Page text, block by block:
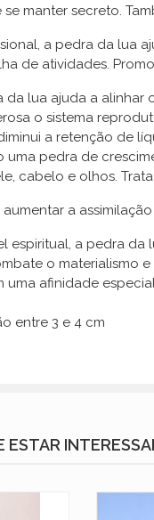
manter secreto.
a pedra da lua
de atividades.
da lua ajuda a
o sistema
a retenção de
uma pedra de
cabelo e olhos.
aumentar a
espiritual, a pedra
o materialismo
uma afinidade
entre 3 e 4 cm
ESTAR